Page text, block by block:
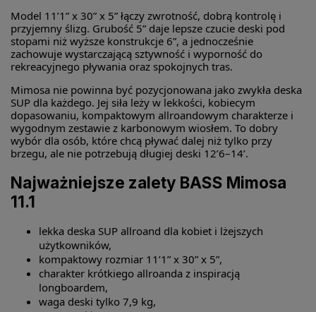
Model 11’1” x 30” x 5” łączy zwrotność, dobrą kontrolę i
przyjemny ślizg. Grubość 5” daje lepsze czucie deski pod
stopami niż wyższe konstrukcje 6”, a jednocześnie
zachowuje wystarczającą sztywność i wyporność do
rekreacyjnego pływania oraz spokojnych tras.
Mimosa nie powinna być pozycjonowana jako zwykła deska
SUP dla każdego. Jej siła leży w lekkości, kobiecym
dopasowaniu, kompaktowym allroandowym charakterze i
wygodnym zestawie z karbonowym wiosłem. To dobry
wybór dla osób, które chcą pływać dalej niż tylko przy
brzegu, ale nie potrzebują długiej deski 12’6–14’.
Najważniejsze zalety BASS Mimosa
11.1
lekka deska SUP allroand dla kobiet i lżejszych
użytkowników,
kompaktowy rozmiar 11’1” x 30” x 5”,
charakter krótkiego allroanda z inspiracją
longboardem,
waga deski tylko 7,9 kg,